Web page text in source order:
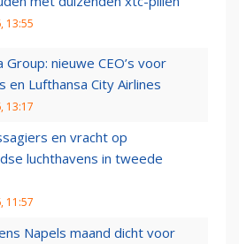
13:55
Group: nieuwe CEO’s voor
en Lufthansa City Airlines
13:17
en vracht op
luchthavens in tweede
11:57
Napels maand dicht voor